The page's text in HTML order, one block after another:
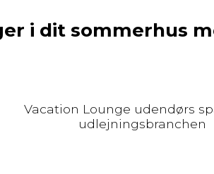
i dit sommerhus
Vacation Lounge udendørs
udlejningsbranchen